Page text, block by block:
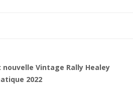
Vintage Rally Healey
2022